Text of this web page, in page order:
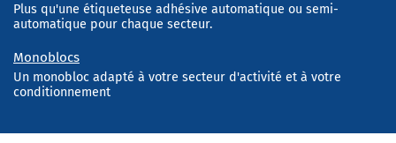
Plus qu'une étiqueteuse adhésive automatique ou semi-
automatique pour chaque secteur.
Monoblocs
Un monobloc adapté à votre secteur d'activité et à votre
conditionnement